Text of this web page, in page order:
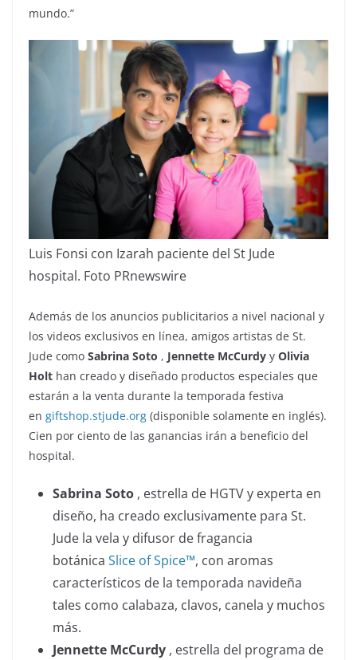
mundo.”
Luis Fonsi con Izarah paciente del St Jude
hospital. Foto PRnewswire
Además de los anuncios publicitarios a nivel nacional y
los videos exclusivos en línea, amigos artistas de St.
Jude como Sabrina Soto , Jennette McCurdy y Olivia
Holt han creado y diseñado productos especiales que
estarán a la venta durante la temporada festiva
en giftshop.stjude.org (disponible solamente en inglés).
Cien por ciento de las ganancias irán a beneficio del
hospital.
Sabrina Soto , estrella de HGTV y experta en
diseño, ha creado exclusivamente para St.
Jude la vela y difusor de fragancia
botánica Slice of Spice™, con aromas
característicos de la temporada navideña
tales como calabaza, clavos, canela y muchos
más.
Jennette McCurdy , estrella del programa de